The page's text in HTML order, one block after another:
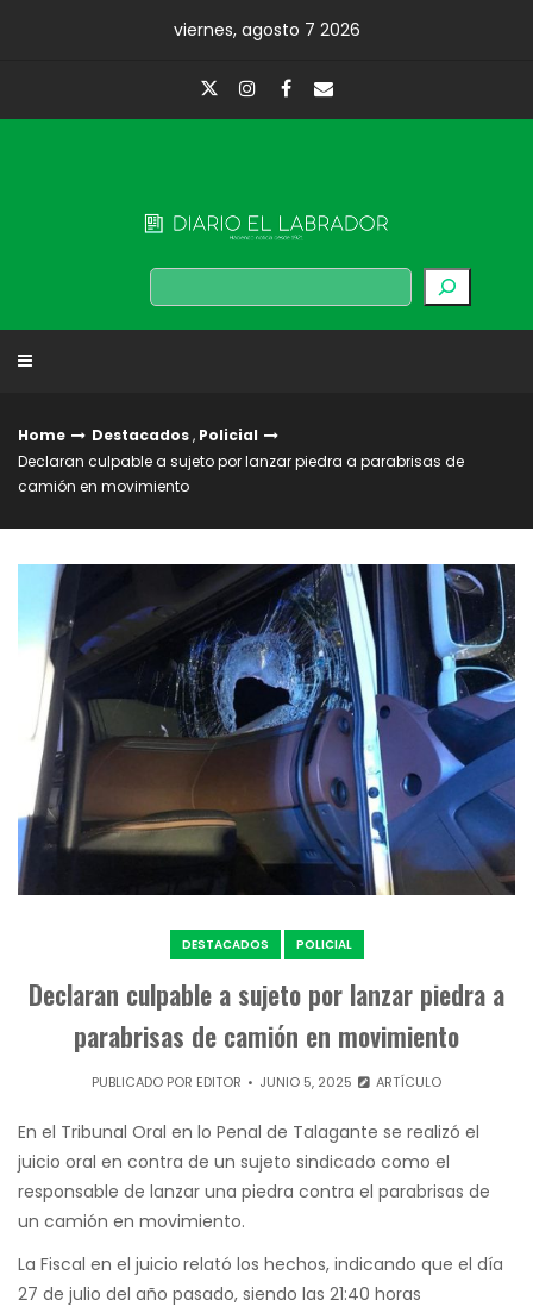
viernes, agosto 7 2026
Buscar
Home Destacados, Policial
Declaran culpable a sujeto por lanzar piedra a parabrisas de
camión en movimiento
DESTACADOS POLICIAL
Declaran culpable a sujeto por lanzar piedra a
parabrisas de camión en movimiento
PUBLICADO POR EDITOR JUNIO 5, 2025 ARTÍCULO
En el Tribunal Oral en lo Penal de Talagante se realizó el
juicio oral en contra de un sujeto sindicado como el
responsable de lanzar una piedra contra el parabrisas de
un camión en movimiento.
La Fiscal en el juicio relató los hechos, indicando que el día
27 de julio del año pasado, siendo las 21:40 horas